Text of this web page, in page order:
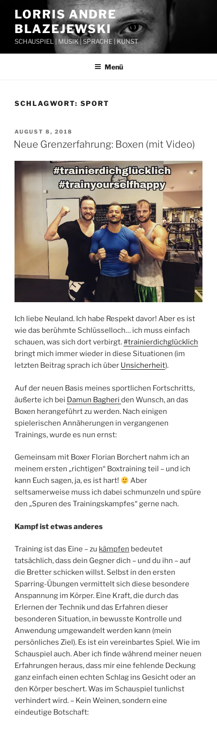
Inhalt
springen
LORRIS ANDRE
BLAZEJEWSKI
SCHAUSPIEL | MUSIK | SPRACHE | KUNST
Menü
SCHLAGWORT: SPORT
VERÖFFENTLICHT
AM
AUGUST 8, 2018
Neue Grenzerfahrung: Boxen (mit Video)
Ich liebe Neuland. Ich habe Respekt davor! Aber es ist
wie das berühmte Schlüsselloch… ich muss einfach
schauen, was sich dort verbirgt.#trainierdichglücklich
bringt mich immer wieder in diese Situationen (im
letzten Beitrag sprach ich über Unsicherheit).
Auf der neuen Basis meines sportlichen Fortschritts,
äußerte ich bei Damun Bagheri den Wunsch, an das
Boxen herangeführt zu werden. Nach einigen
spielerischen Annäherungen in vergangenen
Trainings, wurde es nun ernst:
Gemeinsam mit Boxer Florian Borchert nahm ich an
meinem ersten „richtigen“ Boxtraining teil – und ich
kann Euch sagen, ja, es ist hart!
Aber
seltsamerweise muss ich dabei schmunzeln und spüre
den „Spuren des Trainingskampfes“ gerne nach.
Kampf ist etwas anderes
Training ist das Eine – zu kämpfen bedeutet
tatsächlich, dass dein Gegner dich – und du ihn – auf
die Bretter schicken willst. Selbst in den ersten
Sparring-Übungen vermittelt sich diese besondere
Anspannung im Körper. Eine Kraft, die durch das
Erlernen der Technik und das Erfahren dieser
besonderen Situation, in bewusste Kontrolle und
Anwendung umgewandelt werden kann (mein
persönliches Ziel). Es ist ein vereinbartes Spiel. Wie im
Schauspiel auch. Aber ich finde während meiner neuen
Erfahrungen heraus, dass mir eine fehlende Deckung
ganz einfach einen echten Schlag ins Gesicht oder an
den Körper beschert. Was im Schauspiel tunlichst
verhindert wird. – Kein Weinen, sondern eine
eindeutige Botschaft: